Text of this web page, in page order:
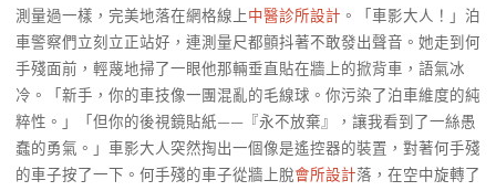
測量過一樣，完美地落在網格線上中醫診所設計 。「車影大人！」泊
車警察們立刻立正站好，連測量尺都顫抖著不敢發出聲音。她走到何
手殘面前，輕蔑地掃了一眼他那輛垂直貼在牆上的掀背車，語氣冰
冷。「新手，你的車技像一團混亂的毛線球。你污染了泊車維度的純
粹性。」「但你的後視鏡貼紙——『永不放棄』，讓我看到了一絲愚
蠢的勇氣。」車影大人突然掏出一個像是遙控器的裝置，對著何手殘
的車子按了一下。何手殘的車子從牆上脫會所設計落，在空中旋轉了